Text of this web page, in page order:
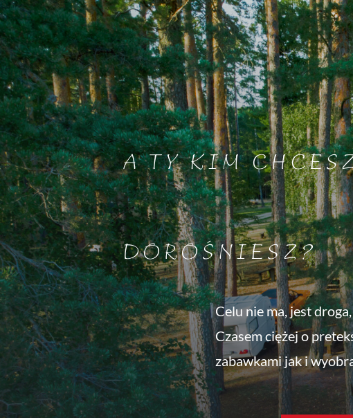
A TY KIM
DOROŚNIESZ?
Celu nie ma, jest
Czasem ciężej o
zabawkami jak i